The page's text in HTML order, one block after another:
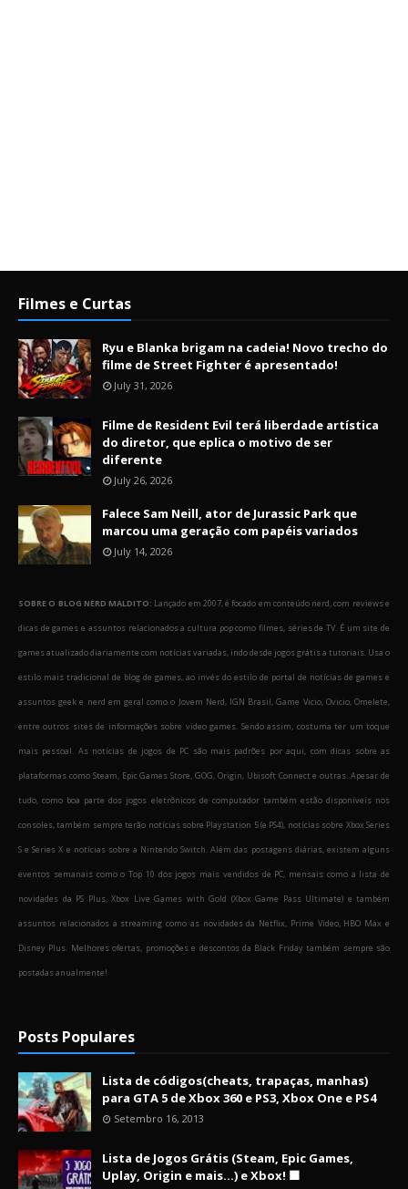
Filmes e Curtas
Ryu e Blanka brigam na cadeia! Novo trecho do
filme de Street Fighter é apresentado!
July 31, 2026
Filme de Resident Evil terá liberdade artística
do diretor, que eplica o motivo de ser
diferente
July 26, 2026
Falece Sam Neill, ator de Jurassic Park que
marcou uma geração com papéis variados
July 14, 2026
SOBRE O BLOG NERD MALDITO: Lançado em 2007, é focado em conteúdo nerd, com reviews e
dicas de games e assuntos relacionados a cultura pop como filmes, séries de TV. É um site de
games atualizado diariamente com notícias variadas, indo desde jogos grátis a tutoriais. Usa o
estilo mais tradicional de blog de games, ao invés do estilo de portal de notícias de games e
assuntos geek e nerd em geral como o Jovem Nerd, IGN Brasil, Game Vicio, Ovicio, Omelete,
entre outros sites de informações sobre video games. Sendo assim, costuma ter um toque
mais pessoal. As notícias de jogos de PC são mais padrões por aqui, com dicas sobre as
plataformas como Steam, Epic Games Store, GOG, Origin, Ubisoft Connect e outras. Apesar de
tudo, como boa parte dos jogos eletrônicos de computador também estão disponíveis nos
consoles, também sempre terão notícias sobre Playstation 5 (e PS4), notícias sobre Xbox Series
S e Series X e notícias sobre a Nintendo Switch. Além das postagens diárias, existem alguns
eventos semanais como o Top 10 dos jogos mais vendidos de PC, mensais como a lista de
novidades da PS Plus, Xbox Live Games with Gold (Xbox Game Pass Ultimate) e também
assuntos relacionados a streaming como as novidades da Netflix, Prime Video, HBO Max e
Disney Plus. Melhores ofertas, promoções e descontos da Black Friday também sempre são
postadas anualmente!
Posts Populares
Lista de códigos(cheats, trapaças, manhas)
para GTA 5 de Xbox 360 e PS3, Xbox One e PS4
Setembro 16, 2013
Lista de Jogos Grátis (Steam, Epic Games,
Uplay, Origin e mais...) e Xbox! 🟩